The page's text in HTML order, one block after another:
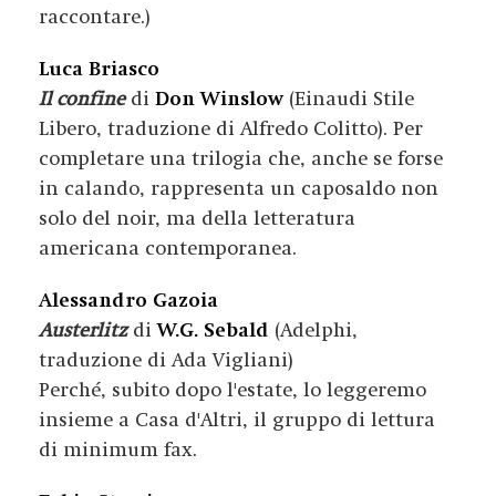
raccontare.)
Luca Briasco
Il confinedi Don Winslow(Einaudi Stile
Libero, traduzione di Alfredo Colitto). Per
completare una trilogia che, anche se forse
in calando, rappresenta un caposaldo non
solo del noir, ma della letteratura
americana contemporanea.
Alessandro Gazoia
AusterlitzdiW.G. Sebald (Adelphi,
traduzione di Ada Vigliani)
Perché, subito dopo l'estate, lo leggeremo
insieme a Casa d'Altri, il gruppo di lettura
di minimum fax.